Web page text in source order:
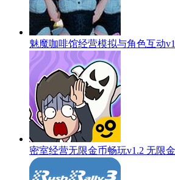
魅魔咖啡馆经营模拟与角色互动
密室经营无限金币畅玩v1.2 无限